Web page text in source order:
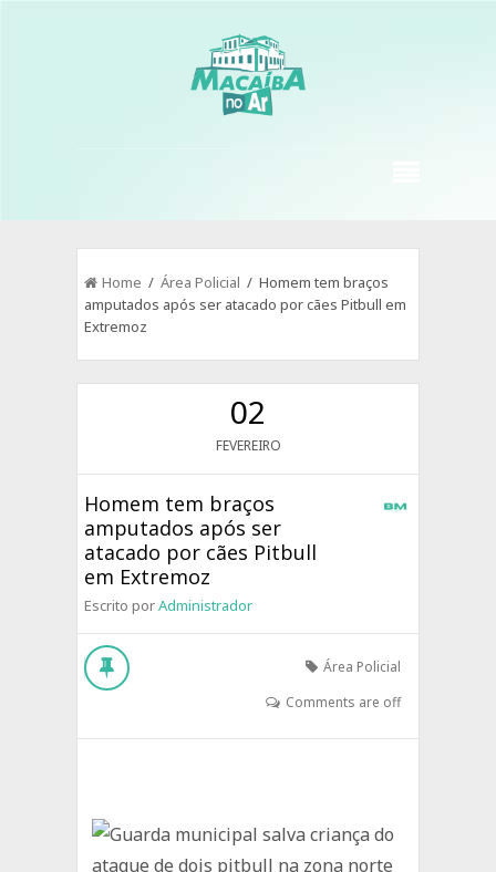
Home /Área Policial / Homem tem braços
amputados após ser atacado por cães Pitbull em
Extremoz
02
FEVEREIRO
Homem tem braços
amputados após ser
atacado por cães Pitbull
em Extremoz
Escrito porAdministrador
Área Policial
Comments are off